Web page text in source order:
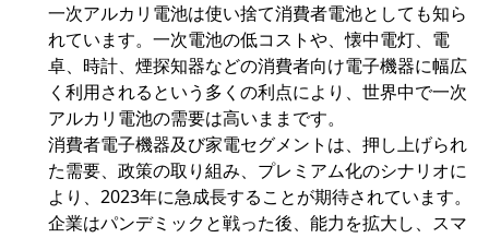
一次アルカリ電池は使い捨て消費者電池としても知ら
れています。一次電池の低コストや、懐中電灯、電
卓、時計、煙探知器などの消費者向け電子機器に幅広
く利用されるという多くの利点により、世界中で一次
アルカリ電池の需要は高いままです。
消費者電子機器及び家電セグメントは、押し上げられ
た需要、政策の取り組み、プレミアム化のシナリオに
より、2023年に急成長することが期待されています。
企業はパンデミックと戦った後、能力を拡大し、スマ